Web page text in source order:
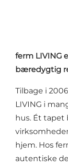
ferm LIVING
bæredygtig
Tilbage i
LIVING i
hus. Ét tapet
hjem. Hos
autentiske